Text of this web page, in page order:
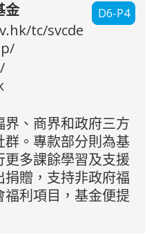
D6-P4
金
tc/svcde
、商界和政府三方
。專款部分則為基
多課餘學習及支援
贈，支持非政府福
利項目，基金便提